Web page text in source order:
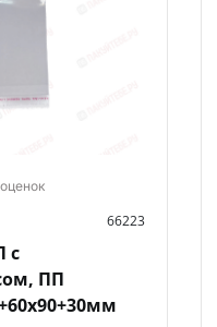
66223
с
ПП